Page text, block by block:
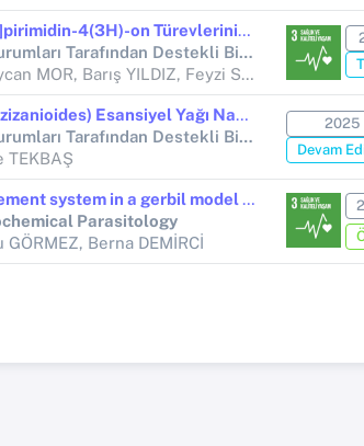
Yeni Tiyeno[3,2-d]pirimidin-4(3H)-on Türevlerinin Leishmania major Promastigotlarına Karşı Anti-leishmanial Aktivitesinin İncelenmesi
Yükseköğretim Kurumları Tarafından Destekli Bilimsel Araştırma Projesi (Yükseköğretim Kurumları tarafından destekli bilimsel araştırma projesi)
Neriman MOR, Baycan MOR, Barış YILDIZ, Feyzi Sinan TOKALI
Vetiver (Vetiveria zizanioides) Esansiyel Yağı Nanoemülsiyonu İçeren Kitosan Bazlı Filmlerin Fizikokimyasal Yapısı ve Antimikrobiyal Özellikleri
Yükseköğretim Kurumları Tarafından Destekli Bilimsel Araştırma Projesi (Yükseköğretim Kurumları tarafından destekli bilimsel araştırma projesi)
TEKBAŞ
2025
Devam
The role of complement system in a gerbil model of cutaneous leishmaniasis
Parasitology
GÖRMEZ, Berna DEMİRCİ